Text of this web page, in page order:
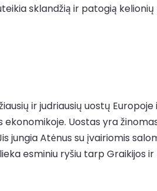
sklandžią ir patogią
ir judriausių uostų
Uostas yra
jungia Atėnus su įvairiomis
esminiu ryšiu tarp Graikijos ir